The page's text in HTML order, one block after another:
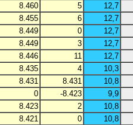
8.460 5
12,7
8.455 6
12,7
8.449 0
12,7
8.449 3
12,7
8.446 11
12,7
8.435 4
10,3
8.431 8.431
10,8
0 -8.423
9,9
8.423 2
10,8
8.421 0
10,8